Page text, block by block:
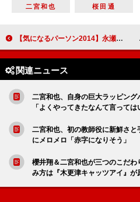
二宮和也 桜田通
【気になるパーソン2014】永瀬匡 ドラマ「ブラック・プレジデント」
関連ニュース
二宮和也、自身の巨大ラッピン
「よくやってきたなんて言っては
二宮和也、初の教師役に新鮮さ
にメロメロ「赤字になりそう」
櫻井翔＆二宮和也が三つのこだ
み方は『木更津キャッツアイ』が